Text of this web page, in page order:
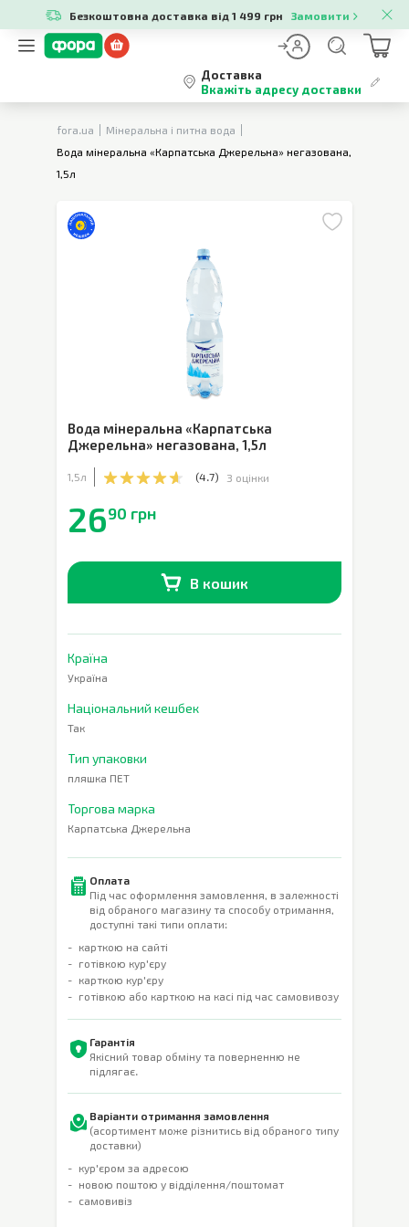
Безкоштовна доставка від 1 499 грн Замовити
Доставка
Вкажіть адресу доставки
fora.ua
Мінеральна і питна вода
Вода мінеральна «Карпатська Джерельна» негазована,
1,5л
Вода мінеральна «Карпатська
Джерельна» негазована, 1,5л
1,5л (4.7) 3 оцінки
2690 грн
В кошик
Країна
Україна
Національний кешбек
Так
Тип упаковки
пляшка ПЕТ
Торгова марка
Карпатська Джерельна
Оплата
Під час оформлення замовлення, в залежності
від обраного магазину та способу отримання,
доступні такі типи оплати:
карткою на сайті
готівкою кур'єру
карткою кур'єру
готівкою або карткою на касі під час самовивозу
Гарантія
Якісний товар обміну та поверненню не
підлягає.
Варіанти отримання замовлення
(асортимент може різнитись від обраного типу
доставки)
кур'єром за адресою
новою поштою у відділення/поштомат
самовивіз